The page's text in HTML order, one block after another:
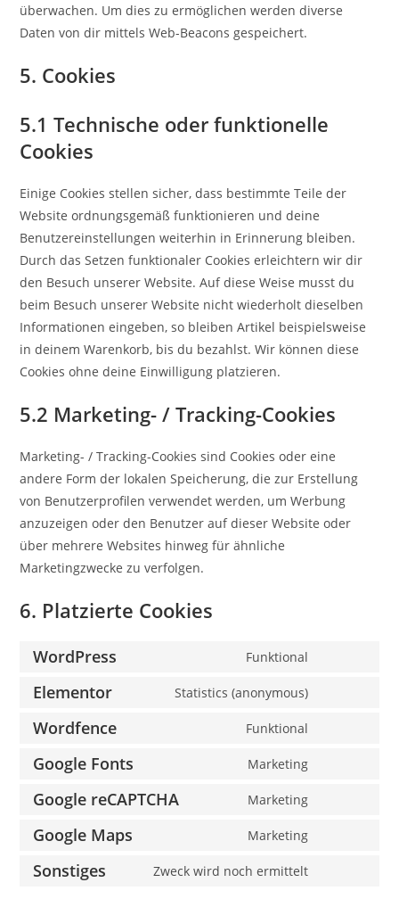
überwachen. Um dies zu ermöglichen werden diverse
Daten von dir mittels Web-Beacons gespeichert.
5. Cookies
5.1 Technische oder funktionelle
Cookies
Einige Cookies stellen sicher, dass bestimmte Teile der
Website ordnungsgemäß funktionieren und deine
Benutzereinstellungen weiterhin in Erinnerung bleiben.
Durch das Setzen funktionaler Cookies erleichtern wir dir
den Besuch unserer Website. Auf diese Weise musst du
beim Besuch unserer Website nicht wiederholt dieselben
Informationen eingeben, so bleiben Artikel beispielsweise
in deinem Warenkorb, bis du bezahlst. Wir können diese
Cookies ohne deine Einwilligung platzieren.
5.2 Marketing- / Tracking-Cookies
Marketing- / Tracking-Cookies sind Cookies oder eine
andere Form der lokalen Speicherung, die zur Erstellung
von Benutzerprofilen verwendet werden, um Werbung
anzuzeigen oder den Benutzer auf dieser Website oder
über mehrere Websites hinweg für ähnliche
Marketingzwecke zu verfolgen.
6. Platzierte Cookies
WordPress Funktional
Elementor Statistics (anonymous)
Wordfence Funktional
Google Fonts Marketing
Google reCAPTCHA Marketing
Google Maps Marketing
Sonstiges Zweck wird noch ermittelt